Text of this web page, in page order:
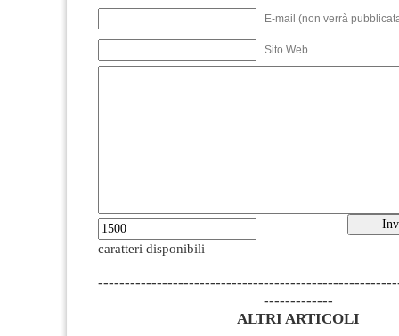
E-mail (non verrà
Sito Web
caratteri disponibili
-------------
ALTRI ARTICOLI